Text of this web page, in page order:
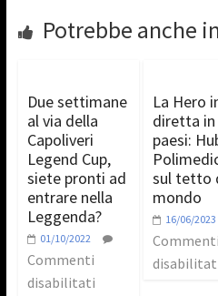
Potrebbe anche
Due settimane
al via della
Capoliveri
Legend Cup,
siete pronti ad
entrare nella
Leggenda?
01/10/2022
Commenti
disabilitati
La Hero
diretta in
paesi:
sul tetto
mondo
16/06/2023
Commenti